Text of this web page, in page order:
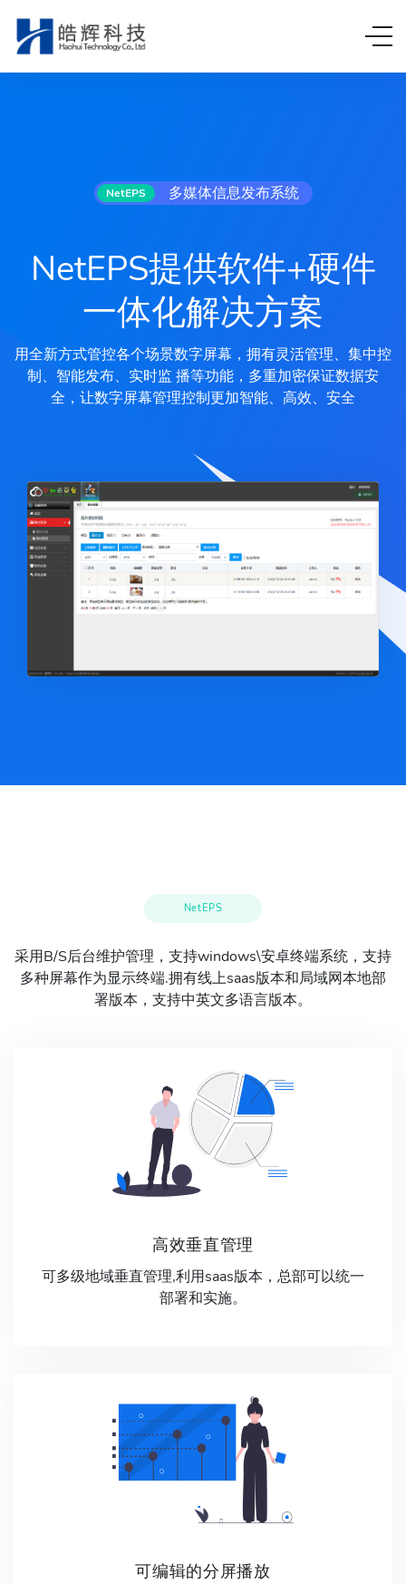
NetEPS 多媒体信息发布系统
NetEPS提供软件+硬件
一体化解决方案
用全新方式管控各个场景数字屏幕，拥有灵活管理、集中控
制、智能发布、实时监 播等功能，多重加密保证数据安
全，让数字屏幕管理控制更加智能、高效、安全
NetEPS
采用B/S后台维护管理，支持windows\安卓终端系统，支持
多种屏幕作为显示终端.拥有线上saas版本和局域网本地部
署版本，支持中英文多语言版本。
高效垂直管理
可多级地域垂直管理,利用saas版本，总部可以统一
部署和实施。
可编辑的分屏播放